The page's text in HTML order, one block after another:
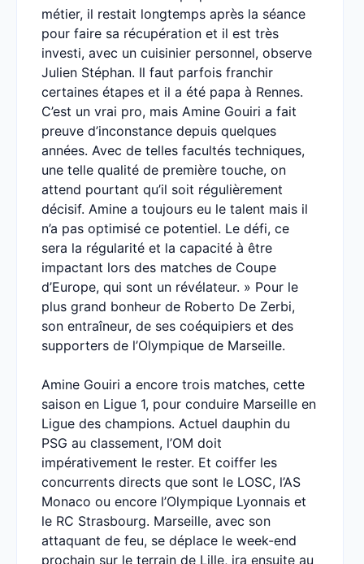
métier, il restait longtemps après la séance
pour faire sa récupération et il est très
investi, avec un cuisinier personnel, observe
Julien Stéphan. Il faut parfois franchir
certaines étapes et il a été papa à Rennes.
C’est un vrai pro, mais Amine Gouiri a fait
preuve d’inconstance depuis quelques
années. Avec de telles facultés techniques,
une telle qualité de première touche, on
attend pourtant qu’il soit régulièrement
décisif. Amine a toujours eu le talent mais il
n’a pas optimisé ce potentiel. Le défi, ce
sera la régularité et la capacité à être
impactant lors des matches de Coupe
d’Europe, qui sont un révélateur. » Pour le
plus grand bonheur de Roberto De Zerbi,
son entraîneur, de ses coéquipiers et des
supporters de l’Olympique de Marseille.
Amine Gouiri a encore trois matches, cette
saison en Ligue 1, pour conduire Marseille en
Ligue des champions. Actuel dauphin du
PSG au classement, l’OM doit
impérativement le rester. Et coiffer les
concurrents directs que sont le LOSC, l’AS
Monaco ou encore l’Olympique Lyonnais et
le RC Strasbourg. Marseille, avec son
attaquant de feu, se déplace le week-end
prochain sur le terrain de Lille, ira ensuite au